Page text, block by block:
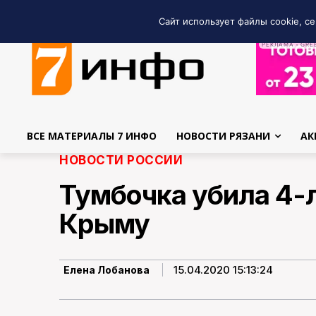
РЕКЛАМА •
ВСЕ МАТЕРИАЛЫ 7 ИНФО НОВОСТИ РЯЗАНИ
НОВОСТИ РОССИИ
Тумбочка убила
Крыму
Елена Лобанова 15.04.2020 15:13:24
Сайт использует файлы cookie,